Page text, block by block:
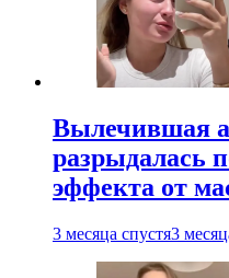
Вылечившая
разрыдалась
эффекта от
3 месяца спустя3